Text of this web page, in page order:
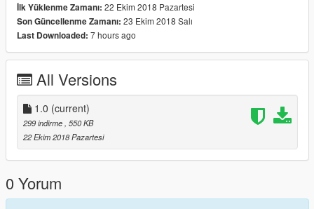
İlk Yüklenme Zamanı: 22 Ekim 2018 Pazartesi
Son Güncellenme Zamanı: 23 Ekim 2018 Salı
Last Downloaded: 7 hours ago
All Versions
1.0 (current)
299 indirme , 550 KB
22 Ekim 2018 Pazartesi
0 Yorum